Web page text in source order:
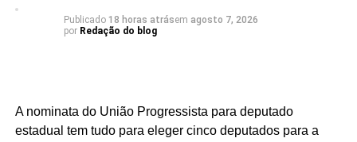
Publicado 18 horas atrásem agosto 7, 2026
por Redação do blog
A nominata do União Progressista para deputado
estadual tem tudo para eleger cinco deputados para a